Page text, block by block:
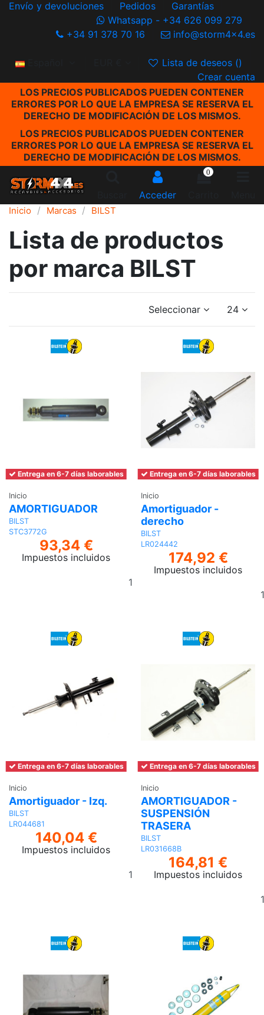
Envío y devoluciones Pedidos
Garantías
Whatsapp - +34 626 099 279
+34 91 378 70 16
info@storm4x4.es
Español Lista de deseos ()
Crear cuenta
LOS PRECIOS PUBLICADOS PUEDEN CONTENER
ERRORES POR LO QUE LA EMPRESA SE RESERVA EL
DERECHO DE MODIFICACIÓN DE LOS MISMOS.
LOS PRECIOS PUBLICADOS PUEDEN CONTENER
ERRORES POR LO QUE LA EMPRESA SE RESERVA EL
DERECHO DE MODIFICACIÓN DE LOS MISMOS.
Acceder
0
Inicio Marcas BILST
Lista de productos
por marca BILST
Seleccionar 24
Entrega en 6-7 días laborables
Inicio
AMORTIGUADOR
BILST
STC3772G
93,34 €
Impuestos incluidos
Añadir
Entrega en 6-7 días laborables
Inicio
Amortiguador -
derecho
BILST
LR024442
174,92 €
Impuestos incluidos
Entrega en 6-7 días laborables
Inicio
Amortiguador - Izq.
BILST
LR044681
140,04 €
Impuestos incluidos
Añadir
al
Entrega en 6-7 días laborables
Inicio
AMORTIGUADOR -
SUSPENSIÓN
TRASERA
BILST
LR031668B
164,81 €
Impuestos incluidos